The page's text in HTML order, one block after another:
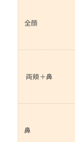
全顔
両頬＋鼻
鼻